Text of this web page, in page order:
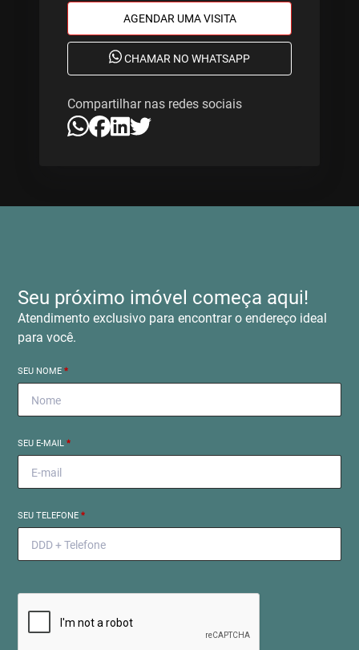
AGENDAR UMA VISITA
CHAMAR NO WHATSAPP
Compartilhar nas redes sociais
Seu próximo imóvel começa aqui!
Atendimento exclusivo para encontrar o endereço ideal
para você.
SEU NOME*
SEU E-MAIL*
SEU TELEFONE*